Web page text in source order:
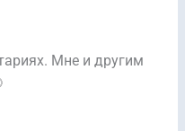
Мне и другим